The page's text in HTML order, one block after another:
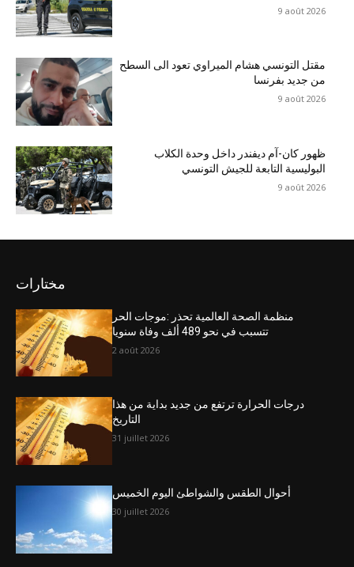
9 août 2026
مقتل التونسي هشام الميراوي تعود الى السطح
من جديد بفرنسا
9 août 2026
ظهور كان-آم ديفندر داخل وحدة الكلاب
البوليسية التابعة للجيش التونسي
9 août 2026
مختارات
منظمة الصحة العالمية تحذر :موجات الحر
تتسبب في نحو 489 ألف وفاة سنويا
2 août 2026
درجات الحرارة ترتفع من جديد بداية من هذا
التاريخ
31 juillet 2026
أحوال الطقس والشواطئ اليوم الخميس
30 juillet 2026